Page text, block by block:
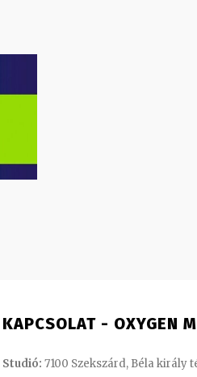
KAPCSOLAT - OXYGEN
Studió: 7100 Szekszárd, Béla király